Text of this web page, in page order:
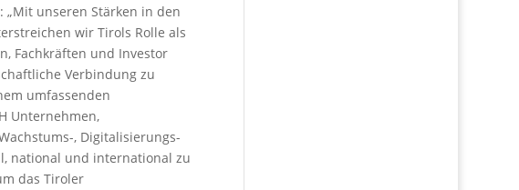
unseren Stärken in den
wir Tirols Rolle als
Fachkräften und Investor
Verbindung zu
umfassenden
Unternehmen,
, Digitalisierungs-
national und international zu
das Tiroler